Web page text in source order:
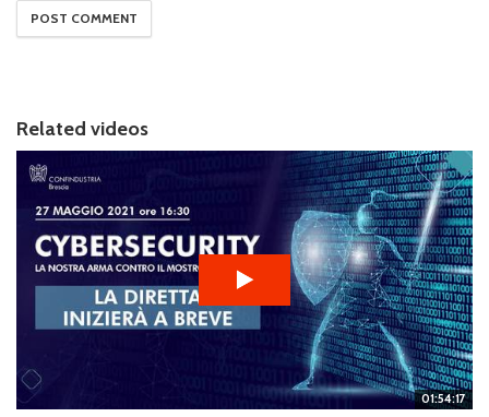
Related videos
01:54:17